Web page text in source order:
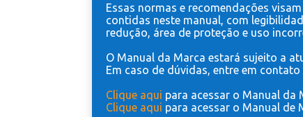
Essas normas e recomendações
contidas neste manual, com
redução, área de proteção e uso
O Manual da Marca estará sujeito a
Em caso de dúvidas, entre em
Clique aqui para acessar o Manual da
Clique aqui para acessar o Manual de